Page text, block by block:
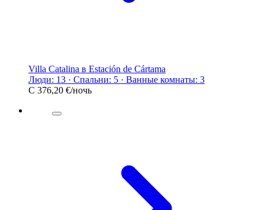
Villa Catalina в Estación de Cártama
Люди: 13 · Спальни: 5 · Ванные комнаты: 3
С 376,20 €/ночь